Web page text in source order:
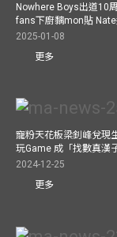
Nowhere Boys出道10
fans下廚黐mon貼
2025-01-08
更多
寵粉天花板梁釗峰兌現
玩Game 成「找數真漢子
2024-12-25
更多